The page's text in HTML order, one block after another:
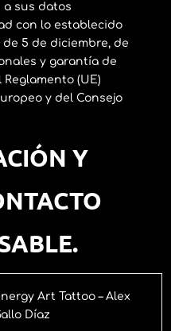
a sus datos
con lo establecido
de 5 de diciembre, de
y garantía de
(UE)
y del Consejo
Y
Art Tattoo – Alex
Díaz